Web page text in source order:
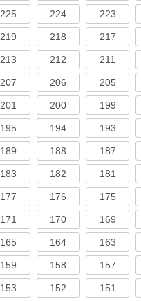
225 224 223
219 218 217
213 212 211
207 206 205
201 200 199
195 194 193
189 188 187
183 182 181
177 176 175
171 170 169
165 164 163
159 158 157
153 152 151